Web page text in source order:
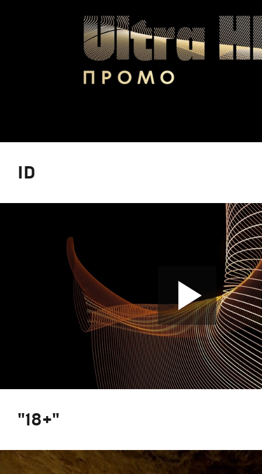
ID
"18+"